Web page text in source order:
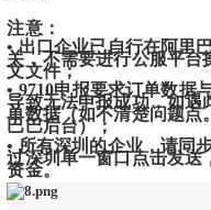
注意：
• 出口企业已自行在阿里
关，不需要进行公服平台
文文件；
• 9710申报要求订单数据
导致无法申报成功，如遇
单数据（如不清楚问题点
巴巴后台）；
• 所有深圳的企业，请同
过深圳单一窗口点击发送
资金。